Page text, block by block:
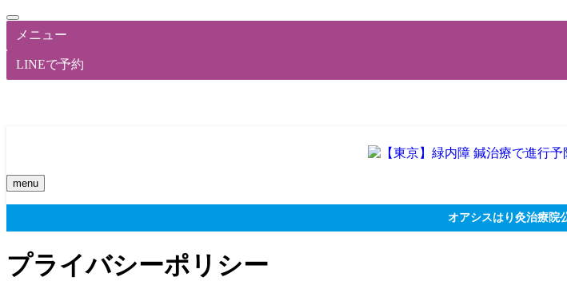
メニュー
LINEで予約
menu
オアシスはり灸治療院
プライバシーポリシー